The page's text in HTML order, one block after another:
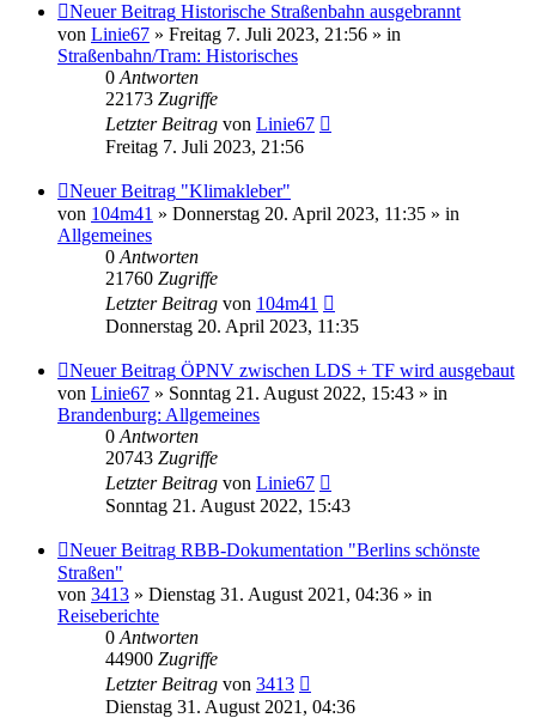
Neuer Beitrag Historische Straßenbahn ausgebrannt
von Linie67 » Freitag 7. Juli 2023, 21:56 » in
Straßenbahn/Tram: Historisches
0Antworten
22173 Zugriffe
Letzter Beitrag von Linie67
Freitag 7. Juli 2023, 21:56
Neuer Beitrag "Klimakleber"
von 104m41 » Donnerstag 20. April 2023, 11:35 » in
Allgemeines
0Antworten
21760 Zugriffe
Letzter Beitrag von 104m41
Donnerstag 20. April 2023, 11:35
Neuer Beitrag ÖPNV zwischen LDS + TF wird ausgebaut
von Linie67 » Sonntag 21. August 2022, 15:43 » in
Brandenburg: Allgemeines
0Antworten
20743 Zugriffe
Letzter Beitrag von Linie67
Sonntag 21. August 2022, 15:43
Neuer Beitrag RBB-Dokumentation "Berlins schönste
Straßen"
von 3413 » Dienstag 31. August 2021, 04:36 » in
Reiseberichte
0Antworten
44900 Zugriffe
Letzter Beitrag von 3413
Dienstag 31. August 2021, 04:36